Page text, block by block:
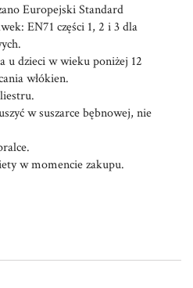
Europejski Standard
EN71 części 1, 2 i 3 dla
u dzieci w wieku poniżej 12
włókien.
w suszarce bębnowej, nie
w momencie zakupu.